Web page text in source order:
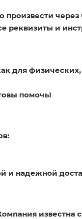
произвести
реквизиты и
для
помочь!
и надежной
известна